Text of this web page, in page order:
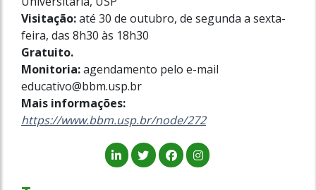
Visitação:até 30 de outubro, de segunda a sexta-
feira, das 8h30 às 18h30
Gratuito.
Monitoria:agendamento pelo e-mail
educativo@bbm.usp.br
Mais informações:
https://www.bbm.usp.br/node/272